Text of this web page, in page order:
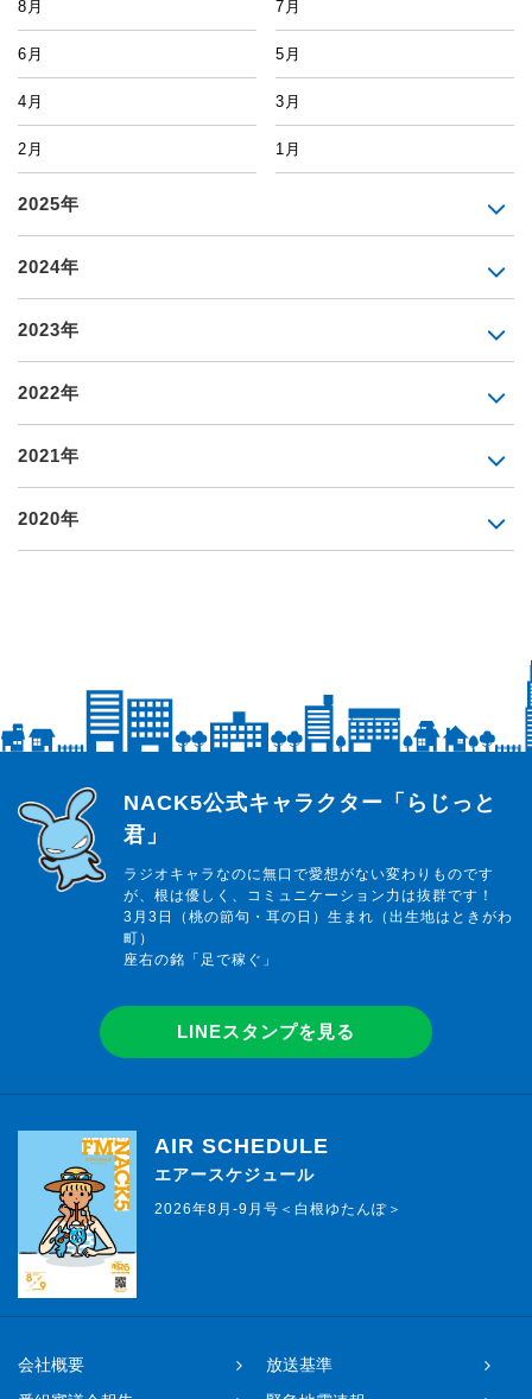
8月 7月
6月 5月
4月 3月
2月 1月
2025年
2024年
2023年
2022年
2021年
2020年
らじっと君
NACK5公式キャラクター「らじっと
君」
ラジオキャラなのに無口で愛想がない変わりものです
が、根は優しく、コミュニケーション力は抜群です！
3月3日（桃の節句・耳の日）生まれ（出生地はときがわ
町）
座右の銘「足で稼ぐ」
LINEスタンプを見る
AIR SCHEDULE
エアースケジュール
2026年8月-9月号＜白根ゆたんぽ＞
会社概要
放送基準